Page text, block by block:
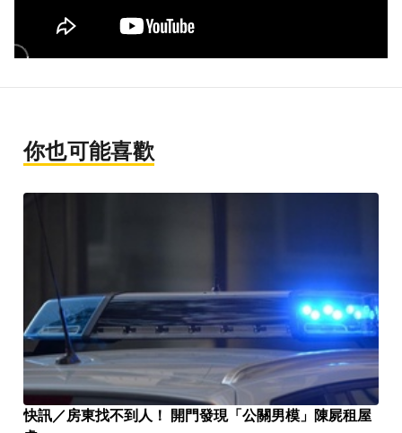
你也可能喜歡
快訊／房東找不到人！ 開門發現「公關男模」陳屍租屋